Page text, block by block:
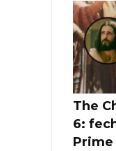
The
6:
Prime